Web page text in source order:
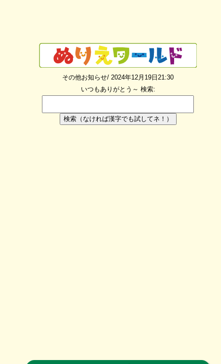
その他お知らせ/ 2024年12月19日21:30
いつもありがとう～ 検索:
検索（なければ漢字でも試してネ！）